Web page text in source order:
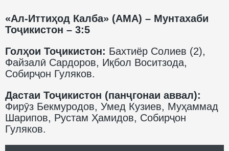
«Ал-Иттиҳод Калба» (АМА) – Мунтахаби
Тоҷикистон – 3:5
Голҳои Тоҷикистон: Бахтиёр Солиев (2),
Файзалӣ Сардоров, Иқбол Воситзода,
Собирҷон Гуляков.
Дастаи Тоҷикистон (панҷгонаи аввал):
Фирӯз Бекмуродов, Умед Кузиев, Муҳаммад
Шарипов, Рустам Ҳамидов, Собирҷон
Гуляков.